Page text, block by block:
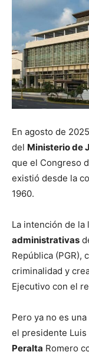
En agosto de
del Ministerio de
que el Congreso
existió desde la
1960.
La intención de la
administrativas
República (PGR),
criminalidad y
Ejecutivo con el
Pero ya no es
el presidente
Peralta Romero